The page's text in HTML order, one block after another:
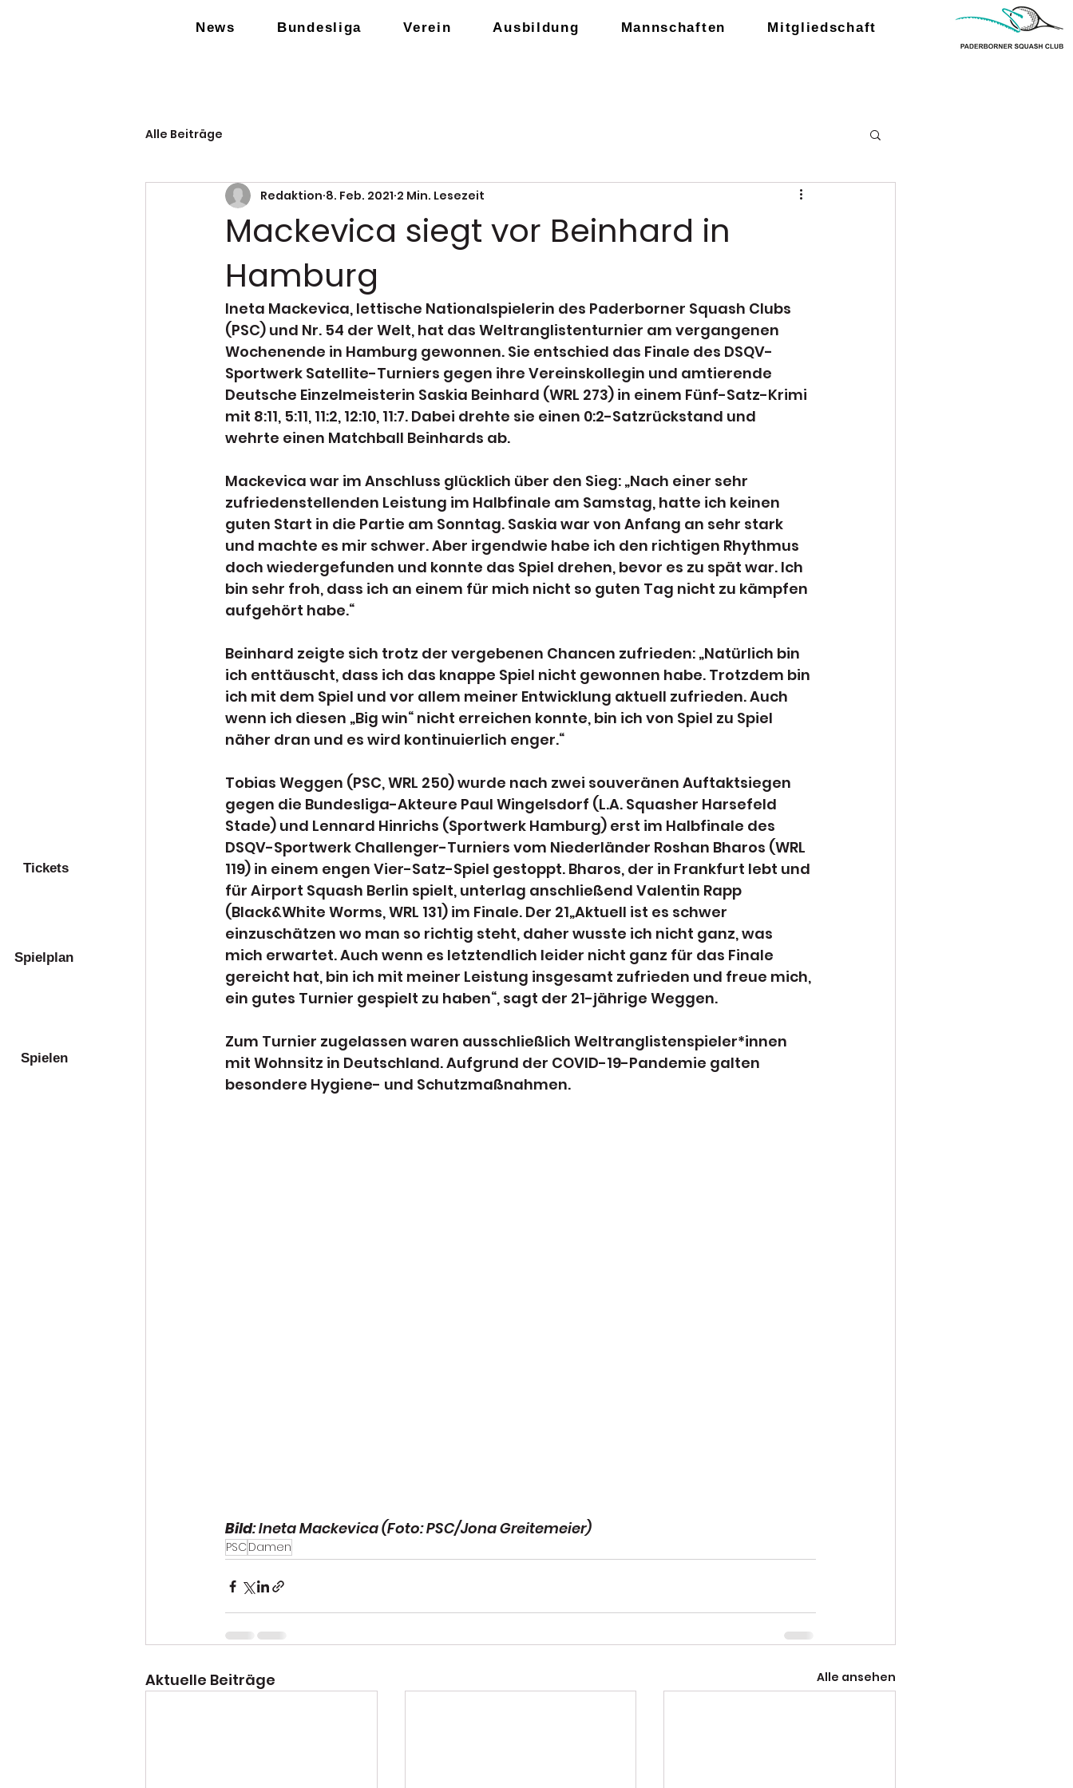
News Bundesliga Verein Ausbildung Mannschaften Mitgliedschaft
Tickets
Spielplan
Spielen
Alle Beiträge
Mackevica siegt vor Beinhard in
Hamburg
Redaktion 8. Feb. 2021 2 Min. Lesezeit
Ineta Mackevica, lettische Nationalspielerin des Paderborner Squash Clubs
(PSC) und Nr. 54 der Welt, hat das Weltranglistenturnier am vergangenen
Wochenende in Hamburg gewonnen. Sie entschied das Finale des DSQV-
Sportwerk Satellite-Turniers gegen ihre Vereinskollegin und amtierende
Deutsche Einzelmeisterin Saskia Beinhard (WRL 273) in einem Fünf-Satz-Krimi
mit 8:11, 5:11, 11:2, 12:10, 11:7. Dabei drehte sie einen 0:2-Satzrückstand und
wehrte einen Matchball Beinhards ab.
Mackevica war im Anschluss glücklich über den Sieg: „Nach einer sehr
zufriedenstellenden Leistung im Halbfinale am Samstag, hatte ich keinen
guten Start in die Partie am Sonntag. Saskia war von Anfang an sehr stark
und machte es mir schwer. Aber irgendwie habe ich den richtigen Rhythmus
doch wiedergefunden und konnte das Spiel drehen, bevor es zu spät war. Ich
bin sehr froh, dass ich an einem für mich nicht so guten Tag nicht zu kämpfen
aufgehört habe.“
Beinhard zeigte sich trotz der vergebenen Chancen zufrieden: „Natürlich bin
ich enttäuscht, dass ich das knappe Spiel nicht gewonnen habe. Trotzdem bin
ich mit dem Spiel und vor allem meiner Entwicklung aktuell zufrieden. Auch
wenn ich diesen „Big win“ nicht erreichen konnte, bin ich von Spiel zu Spiel
näher dran und es wird kontinuierlich enger.“
Tobias Weggen (PSC, WRL 250) wurde nach zwei souveränen Auftaktsiegen
gegen die Bundesliga-Akteure Paul Wingelsdorf (L.A. Squasher Harsefeld
Stade) und Lennard Hinrichs (Sportwerk Hamburg) erst im Halbfinale des
DSQV-Sportwerk Challenger-Turniers vom Niederländer Roshan Bharos (WRL
119) in einem engen Vier-Satz-Spiel gestoppt. Bharos, der in Frankfurt lebt und
für Airport Squash Berlin spielt, unterlag anschließend Valentin Rapp
(Black&White Worms, WRL 131) im Finale. Der 21„Aktuell ist es schwer
einzuschätzen wo man so richtig steht, daher wusste ich nicht ganz, was
mich erwartet. Auch wenn es letztendlich leider nicht ganz für das Finale
gereicht hat, bin ich mit meiner Leistung insgesamt zufrieden und freue mich,
ein gutes Turnier gespielt zu haben“, sagt der 21-jährige Weggen.
Zum Turnier zugelassen waren ausschließlich Weltranglistenspieler*innen
mit Wohnsitz in Deutschland. Aufgrund der COVID-19-Pandemie galten
besondere Hygiene- und Schutzmaßnahmen.
Bild: Ineta Mackevica (Foto: PSC/Jona Greitemeier)
PSCDamen
Aktuelle Beiträge Alle ansehen